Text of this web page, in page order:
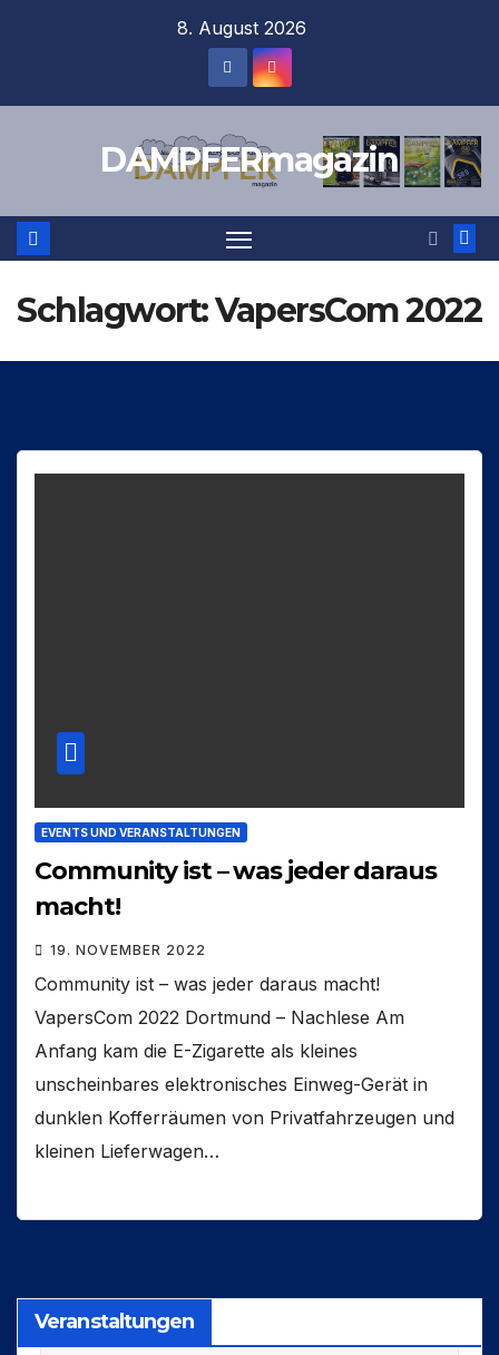
8. August 2026
DAMPFERmagazin
Schlagwort:VapersCom 2022
EVENTS UND VERANSTALTUNGEN
Community ist – was jeder daraus
macht!
19. NOVEMBER 2022
Community ist – was jeder daraus macht!
VapersCom 2022 Dortmund – Nachlese Am
Anfang kam die E-Zigarette als kleines
unscheinbares elektronisches Einweg-Gerät in
dunklen Kofferräumen von Privatfahrzeugen und
kleinen Lieferwagen…
Veranstaltungen